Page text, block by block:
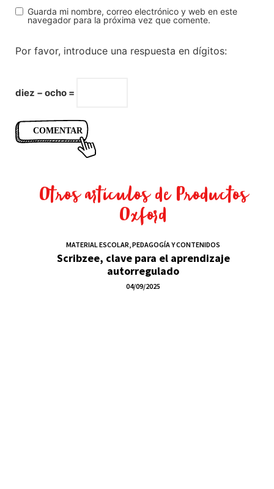
Guarda mi nombre, correo electrónico y web en este
navegador para la próxima vez que comente.
Por favor, introduce una respuesta en dígitos:
diez − ocho =
Otros artículos deProductos
Oxford
MATERIAL ESCOLAR,PEDAGOGÍA Y CONTENIDOS
Scribzee, clave para el aprendizaje
autorregulado
04/09/2025